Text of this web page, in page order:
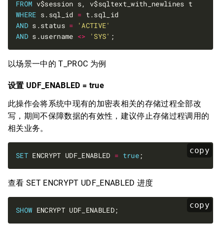
FROM
WHERE s.sql_id =
AND s.status =
'ACTIVE'
AND s.username <> 'SYS'
以场景一中的 T_PROC 为例
设置 UDF_ENABLED = true
此操作会将系统中现有的加密表相关的存储过程全部改
写，期间不保障数据的有效性，建议停止存储过程调用的
相关业务。
copy
SET ENCRYPT UDF_ENABLED = true
查看 SET ENCRYPT UDF_ENABLED 进度
copy
SHOW